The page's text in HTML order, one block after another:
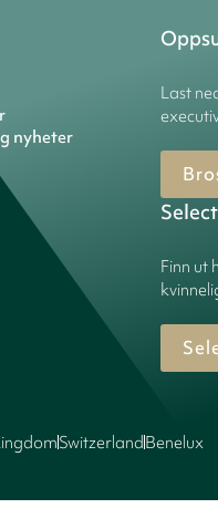
nyheter
Last
Finn ut
SwitzerlandBenelux